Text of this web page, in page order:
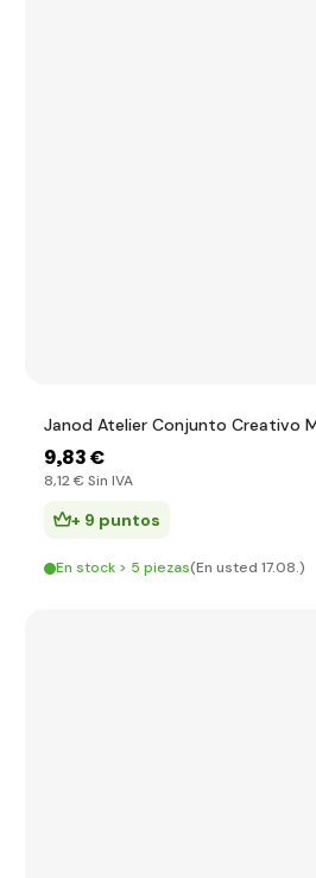
Janod Atelier Conjunto Creativo
9,83 €
8,12 € Sin IVA
+ 9 puntos
En stock > 5 piezas(En usted 17.08.)